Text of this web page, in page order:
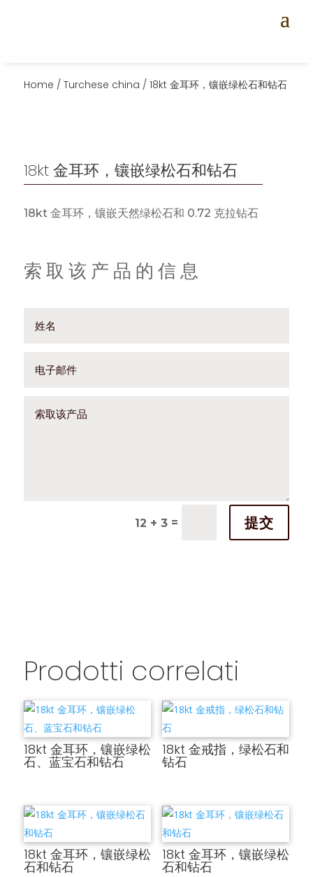
Home / Turchese china / 18kt 金耳环，镶嵌绿松石和钻石
18kt 金耳环，镶嵌绿松石和钻石
18kt 金耳环，镶嵌天然绿松石和 0.72 克拉钻石
索取该产品的信息
12 + 3 = 提交
Prodotti correlati
18kt 金耳环，镶嵌绿松
石、蓝宝石和钻石
18kt 金戒指，绿松石和
钻石
18kt 金耳环，镶嵌绿松
石和钻石
18kt 金耳环，镶嵌绿松
石和钻石